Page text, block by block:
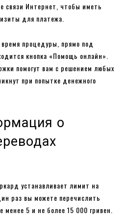
связи Интернет, чтобы иметь
для платежа.
процедуры, прямо под
кнопка «Помощь онлайн».
помогут вам с решением любых
при попытке денежного
о
устанавливает лимит на
раз вы можете перечислить
менее 5 и не более 15 000 гривен.